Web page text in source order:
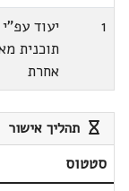
1
יעוד עפ"י
תוכנית
אחרת
תהליך אישור
סטטוס